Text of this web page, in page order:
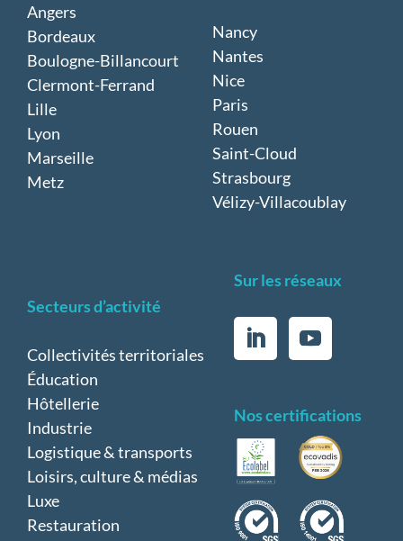
Angers
Bordeaux
Boulogne-Billancourt
Clermont-Ferrand
Lille
Lyon
Marseille
Metz
Nancy
Nantes
Nice
Paris
Rouen
Saint-Cloud
Strasbourg
Vélizy-Villacoublay
Secteurs d’activité
Collectivités territoriales
Éducation
Hôtellerie
Industrie
Logistique & transports
Loisirs, culture & médias
Luxe
Restauration
Sur les réseaux
Nos certifications